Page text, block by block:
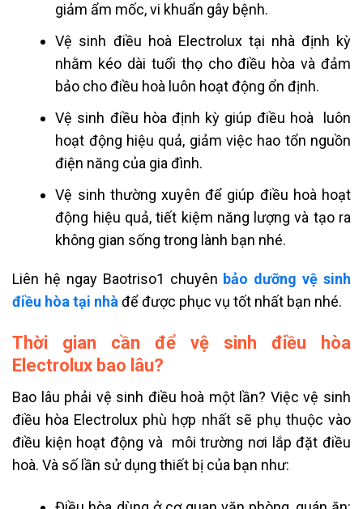
giảm ẩm mốc, vi khuẩn gây bệnh.
Vệ sinh điều hoà Electrolux tại nhà định kỳ
nhằm kéo dài tuổi thọ cho điều hòa và đảm
bảo cho điều hoà luôn hoạt động ổn định.
Vệ sinh điều hòa định kỳ giúp điều hoà luôn
hoạt động hiệu quả, giảm việc hao tổn nguồn
điện năng của gia đình.
Vệ sinh thường xuyên để giúp điều hoà hoạt
động hiệu quả, tiết kiệm năng lượng và tạo ra
không gian sống trong lành bạn nhé.
Liên hệ ngay Baotriso1 chuyên bảo dưỡng vệ sinh
điều hòa tại nhà để được phục vụ tốt nhất bạn nhé.
Thời gian cần để vệ sinh điều hòa
Electrolux bao lâu?
Bao lâu phải vệ sinh điều hoà một lần? Việc vệ sinh
điều hòa Electrolux phù hợp nhất sẽ phụ thuộc vào
điều kiện hoạt động và môi trường nơi lắp đặt điều
hoà. Và số lần sử dụng thiết bị của bạn như: